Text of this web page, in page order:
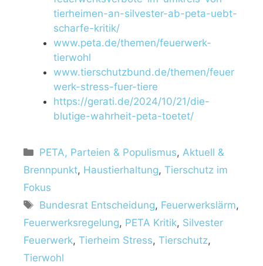
tierheimen-an-silvester-ab-peta-uebt-
scharfe-kritik/
www.peta.de/themen/feuerwerk-
tierwohl
www.tierschutzbund.de/themen/feuer
werk-stress-fuer-tiere
https://gerati.de/2024/10/21/die-
blutige-wahrheit-peta-toetet/
PETA, Parteien & Populismus, Aktuell &
Brennpunkt, Haustierhaltung, Tierschutz im
Fokus
Bundesrat Entscheidung, Feuerwerkslärm,
Feuerwerksregelung, PETA Kritik, Silvester
Feuerwerk, Tierheim Stress, Tierschutz,
Tierwohl